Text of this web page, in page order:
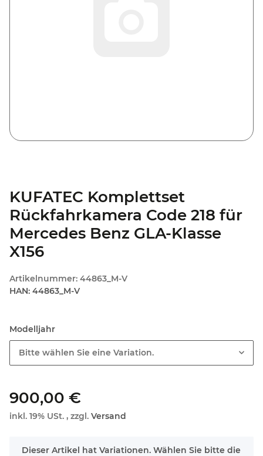
KUFATEC Komplettset
Rückfahrkamera Code 218 für
Mercedes Benz GLA-Klasse
X156
Artikelnummer: 44863_M-V
HAN: 44863_M-V
Modelljahr
Bitte wählen Sie eine Variation.
900,00 €
inkl. 19% USt. , zzgl. Versand
x
Dieser Artikel hat Variationen. Wählen Sie bitte die